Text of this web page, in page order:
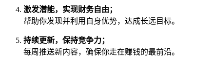
激发潜能，实现财务自由；
帮助你发现并利用自身优势，达成长远目标。
持续更新，保持竞争力；
每周推送新内容，确保你走在赚钱的最前沿。